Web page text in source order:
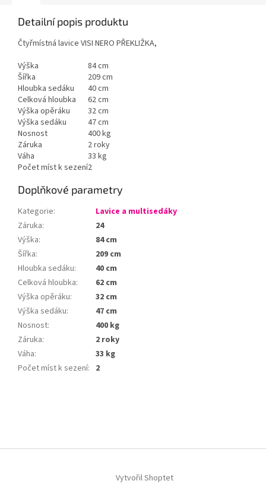
Detailní popis produktu
Čtyřmístná lavice VISI NERO PŘEKLIŽKA,
Výška
84 cm
Šířka
209 cm
Hloubka sedáku
40 cm
Celková hloubka
62 cm
Výška opěráku
32 cm
Výška sedáku
47 cm
Nosnost
400 kg
Záruka
2 roky
Váha
33 kg
Počet míst k sezení2
Doplňkové parametry
Kategorie:
Lavice a multisedáky
Záruka:
24
Výška:
84 cm
Šířka:
209 cm
Hloubka sedáku:
40 cm
Celková hloubka:
62 cm
Výška opěráku:
32 cm
Výška sedáku:
47 cm
Nosnost:
400 kg
Záruka:
2 roky
Váha:
33 kg
Počet míst k sezení: 2
Vytvořil Shoptet